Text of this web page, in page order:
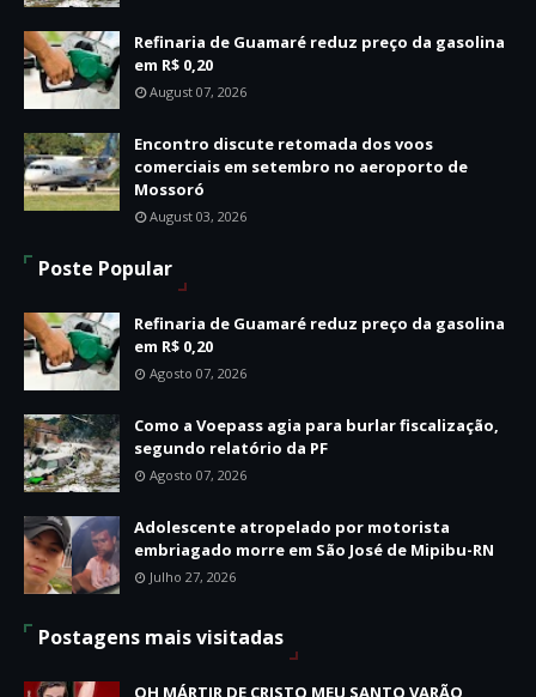
Refinaria de Guamaré reduz preço da gasolina
em R$ 0,20
August 07, 2026
Encontro discute retomada dos voos
comerciais em setembro no aeroporto de
Mossoró
August 03, 2026
Poste Popular
Refinaria de Guamaré reduz preço da gasolina
em R$ 0,20
Agosto 07, 2026
Como a Voepass agia para burlar fiscalização,
segundo relatório da PF
Agosto 07, 2026
Adolescente atropelado por motorista
embriagado morre em São José de Mipibu-RN
Julho 27, 2026
Postagens mais visitadas
OH MÁRTIR DE CRISTO MEU SANTO VARÃO,